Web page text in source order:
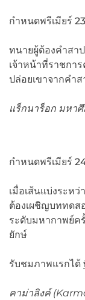
กำหนดพรีเมียร์
ทนายผู้ต้องคำสา
เจ้าหน้าที่ราชกา
ปล่อยเขาจากคำ
แร็กนาร็อก มหา
กำหนดพรีเมียร์
เมื่อเส้นแบ่งระห
ต้องเผชิญบททดส
ระดับมหากาพย์ค
ยักษ์
รับชมภาพแรกได้
คาม่าลิงค์ (